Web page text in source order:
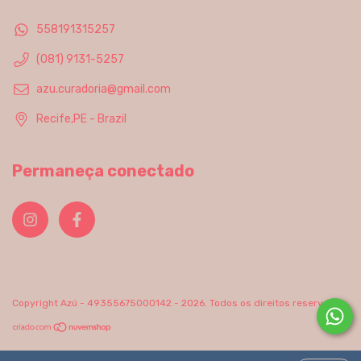
558191315257
(081) 9131-5257
azu.curadoria@gmail.com
Recife,PE - Brazil
Permaneça conectado
Copyright Azú - 49355675000142 - 2026. Todos os direitos reservados.